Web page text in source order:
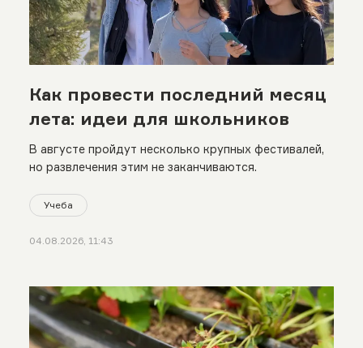
Как провести последний месяц
лета: идеи для школьников
В августе пройдут несколько крупных фестивалей,
но развлечения этим не заканчиваются.
Учеба
04.08.2026, 11:43